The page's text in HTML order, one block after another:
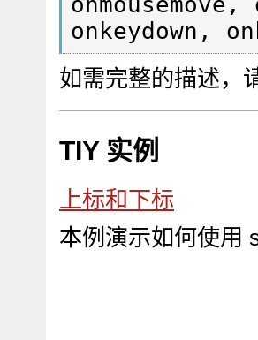
onkeydown,
如需完整的描述，
TIY 实例
上标和下标
本例演示如何使用